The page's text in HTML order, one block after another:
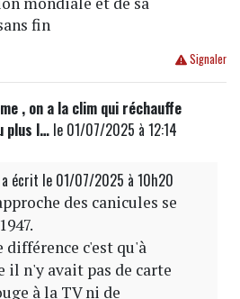
fin
Signaler
, on a la clim qui réchauffe
plus l…le 01/07/2025 à 12:14
écrit le 01/07/2025 à 10h20
des canicules se
différence c'est qu'à
il n'y avait pas de carte
à la TV ni de